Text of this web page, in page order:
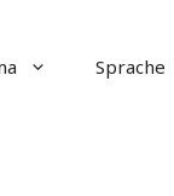
Sprache